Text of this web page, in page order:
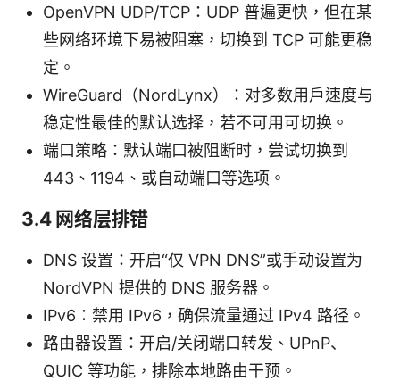
OpenVPN UDP/TCP：UDP 普遍更快，但在某
些网络环境下易被阻塞，切换到 TCP 可能更稳
定。
WireGuard（NordLynx）：对多数用户速度与
稳定性最佳的默认选择，若不可用可切换。
端口策略：默认端口被阻断时，尝试切换到
443、1194、或自动端口等选项。
3.4 网络层排错
DNS 设置：开启“仅 VPN DNS”或手动设置为
NordVPN 提供的 DNS 服务器。
IPv6：禁用 IPv6，确保流量通过 IPv4 路径。
路由器设置：开启/关闭端口转发、UPnP、
QUIC 等功能，排除本地路由干预。